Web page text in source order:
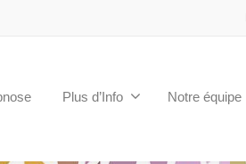
Plus d’Info Notre équipe